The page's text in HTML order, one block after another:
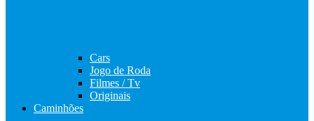
Cars
Jogo de Roda
Filmes / Tv
Originais
Caminhões